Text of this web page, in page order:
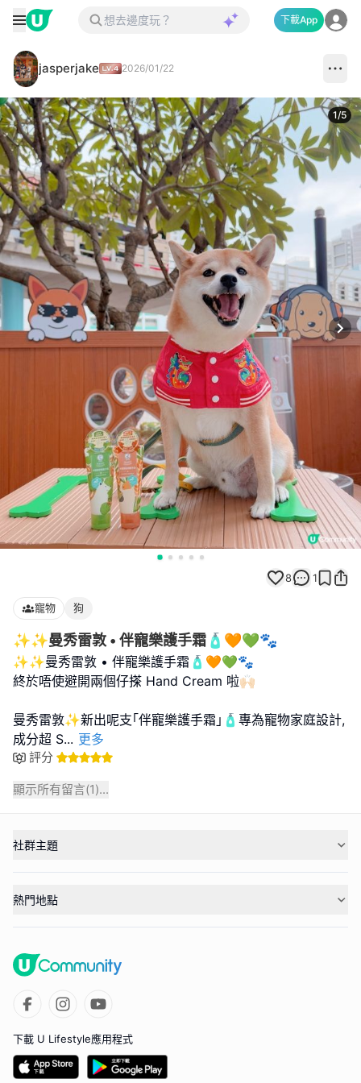
下載App
jasperjake 2026/01/22
1/5
8 1
寵物 狗
✨✨曼秀雷敦 • 伴寵樂護手霜🧴🧡💚🐾
✨✨曼秀雷敦 • 伴寵樂護手霜🧴🧡💚🐾
終於唔使避開兩個仔搽 Hand Cream 啦🙌🏻
曼秀雷敦✨新出呢支｢伴寵樂護手霜｣🧴專為寵物家庭設計,
成分超 S... 更多
評分
顯示所有留言(1)...
社群主題
熱門地點
下載 U Lifestyle應用程式